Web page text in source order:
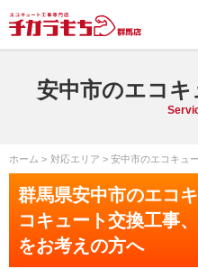
安中市のエコ
ホーム 対応エリア 安中市のエコキュ
群馬県安中市のエコ
コキュート交換工事
をお考えの方へ